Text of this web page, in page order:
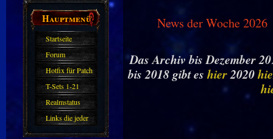
Hauptmenü
Startseite
Forum
Hotfix für Patch
11.X
T-Sets 1-21
Realmstatus
Links die jeder
kennen sollte?!
News der Woche 2026
Das Archiv bis Dezember
bis 2018 gibt es hier2020